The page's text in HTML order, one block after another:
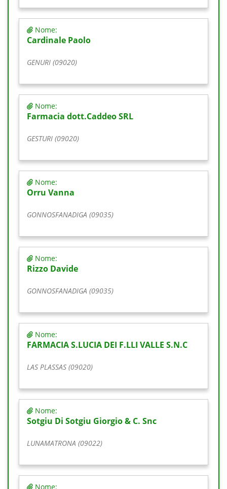
Nome:
Cardinale Paolo
GENURI (09020)
Nome:
Farmacia dott.Caddeo SRL
GESTURI (09020)
Nome:
Orru Vanna
GONNOSFANADIGA (09035)
Nome:
Rizzo Davide
GONNOSFANADIGA (09035)
Nome:
FARMACIA S.LUCIA DEI F.LLI VALLE S.N.C
LAS PLASSAS (09020)
Nome:
Sotgiu Di Sotgiu Giorgio & C. Snc
LUNAMATRONA (09022)
Nome: